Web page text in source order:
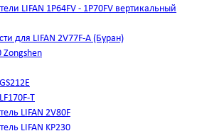
LIFAN 1Р64FV - 1Р70FV вертикальный
для LIFAN 2V77F-A (Буран)
Zongshen
T
LIFAN 2V80F
LIFAN KP230